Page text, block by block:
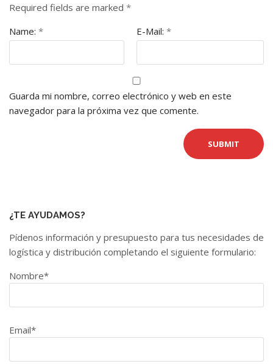
Required fields are marked *
Name: * E-Mail: *
Guarda mi nombre, correo electrónico y web en este
navegador para la próxima vez que comente.
¿TE AYUDAMOS?
Pídenos información y presupuesto para tus necesidades de
logística y distribución completando el siguiente formulario:
Nombre*
Email*